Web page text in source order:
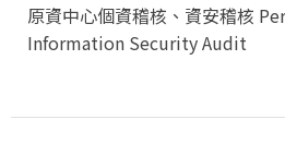
原資中心個資稽核、資安稽核
Information Security Audit